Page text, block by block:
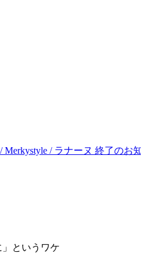
Merkystyle / ラナーヌ 終了のお
というワケ